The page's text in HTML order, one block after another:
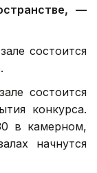
—
состоится
состоится
конкурса.
в камерном,
начнутся